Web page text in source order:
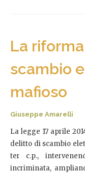
La
scambio
mafioso
Giuseppe Amarelli
La legge 17 aprile
delitto di scambio
ter c.p.,
incriminata,